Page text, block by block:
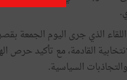
اللقاء الذي جرى اليوم الجمعة
القادمة، مع تأكيد
السياسية.